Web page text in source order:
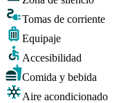
Tomas de corriente
Equipaje
Accesibilidad
Comida y bebida
Aire acondicionado